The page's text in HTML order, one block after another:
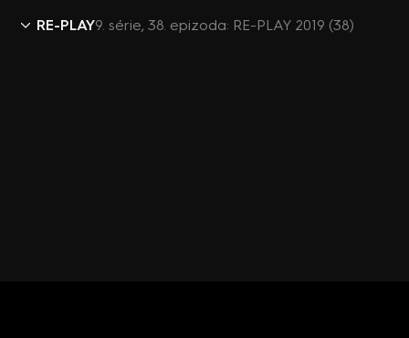
RE-PLAY9. série, 38. epizoda: RE-PLAY 2019 (38)